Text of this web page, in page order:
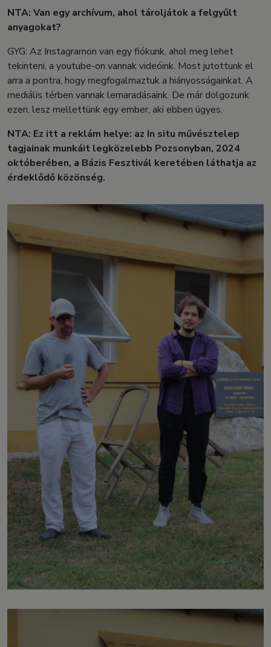
NTA: Van egy archívum, ahol tároljátok a felgyűlt
anyagokat?
GYG: Az Instagramon van egy fiókunk, ahol meg lehet
tekinteni, a youtube-on vannak videóink. Most jutottunk el
arra a pontra, hogy megfogalmaztuk a hiányosságainkat. A
mediális térben vannak lemaradásaink. De már dolgozunk
ezen, lesz mellettünk egy ember, aki ebben ügyes.
NTA: Ez itt a reklám helye: az In situ művésztelep
tagjainak munkáit legközelebb Pozsonyban, 2024
októberében, a Bázis Fesztivál keretében láthatja az
érdeklődő közönség.